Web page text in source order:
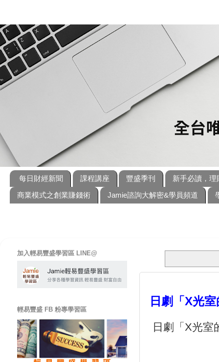
每日財經新聞 課程講座 豐盛季刊
新手必讀，理
商業模式之創業賺錢術
Jamie諮詢大解密&學員頻道
日劇「X光
日劇「 X光室
加入輕易豐盛學習區 LINE@
輕易豐盛 FB 粉專學習區